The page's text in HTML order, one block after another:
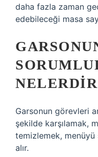
daha fazla zaman
edebileceği masa
Garsonun görevleri
şekilde karşılamak,
temizlemek,
alır.